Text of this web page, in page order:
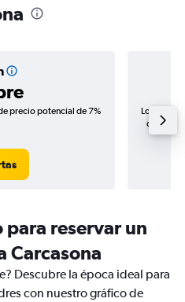
precio potencial de 7%
Los
de
reservar un
Carcasona
Descubre la época ideal para
con nuestro gráfico de